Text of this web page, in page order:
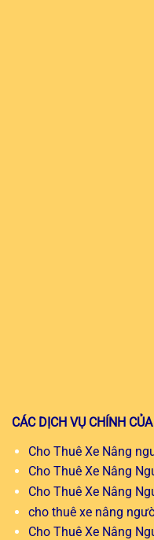
CÁC DỊCH VỤ CHÍNH
Cho Thuê Xe Nâng
Cho Thuê Xe Nâng
Cho Thuê Xe Nâng
cho thuê xe nâng
Cho Thuê Xe Nâng